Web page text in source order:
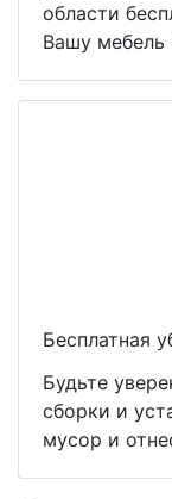
области
Вашу мебель
Бесплатная
Будьте
сборки и
мусор и